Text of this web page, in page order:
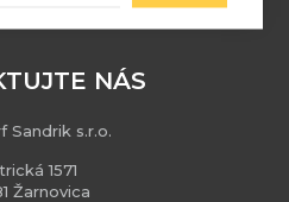
NÁS
Sandrik s.r.o.
1571
Žarnovica